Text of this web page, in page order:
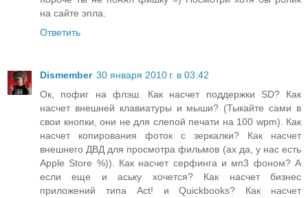
на сайте эпла.
Ответить
Dismember 30 января 2010 г. в 03:42
Ок, пофиг на флэш. Как насчет поддержки SD? Как
насчет внешней клавиатуры и мыши? (Тыкайте сами в
свои кнопки, они не для слепой печати на 100 wpm). Как
насчет копирования фоток с зеркалки? Как насчет
внешнего ДВД для просмотра фильмов (ах да, у нас есть
Apple Store %)). Как насчет серфинга и мп3 фоном? А
если еще и аську хочется? Как насчет бизнес
приложений типа Act! и Quickbooks? Как насчет